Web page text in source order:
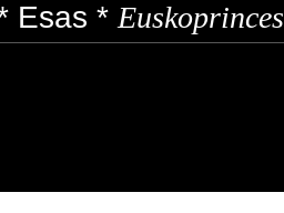
* Euskoprincess